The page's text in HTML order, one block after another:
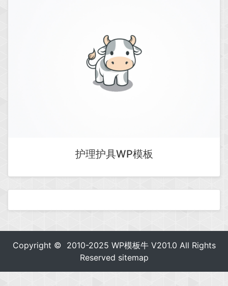
护理护具WP模板
Copyright © 2010-2025 WP模板牛V201.0 All Rights
Reserved sitemap